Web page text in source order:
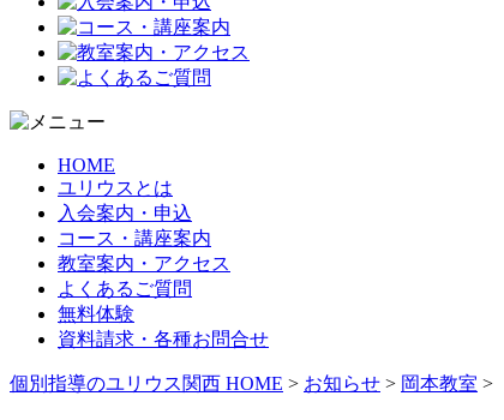
HOME
ユリウスとは
入会案内・申込
コース・講座案内
教室案内・アクセス
よくあるご質問
無料体験
資料請求・各種お問合せ
個別指導のユリウス関西 HOME > お知らせ > 岡本教室 >